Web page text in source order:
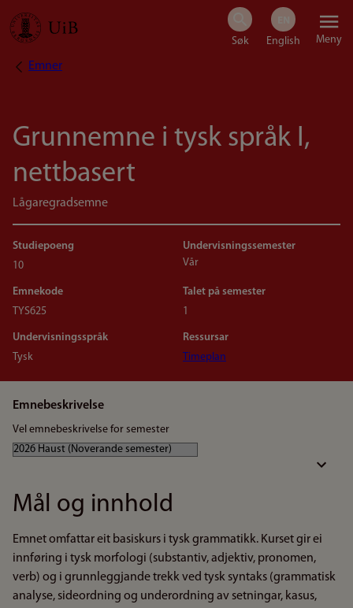
Hopp
Meny
Navigasjonssti
Emner
Grunnemne i tysk språk I,
nettbasert
Lågaregradsemne
Studiepoeng
10
Undervisningssemester
Vår
Emnekode
TYS625
Talet på semester
1
Undervisningsspråk
Tysk
Ressursar
Timeplan
Emnebeskrivelse
Vel emnebeskrivelse for semester
Mål og innhold
Emnet omfattar eit basiskurs i tysk grammatikk. Kurset gir ei
innføring i tysk morfologi (substantiv, adjektiv, pronomen,
verb) og i grunnleggjande trekk ved tysk syntaks (grammatisk
analyse, sideordning og underordning av setningar, kasus,